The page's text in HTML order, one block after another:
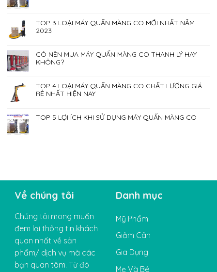
TOP 3 LOẠI MÁY QUẤN MÀNG CO MỚI NHẤT NĂM
2023
CÓ NÊN MUA MÁY QUẤN MÀNG CO THANH LÝ HAY
KHÔNG?
TOP 4 LOẠI MÁY QUẤN MÀNG CO CHẤT LƯỢNG GIÁ
RẺ NHẤT HIỆN NAY
TOP 5 LỢI ÍCH KHI SỬ DỤNG MÁY QUẤN MÀNG CO
Về chúng tôi
Chúng tôi mong muốn
đem lại thông tin khách
quan nhất về sản
phẩm/ dịch vụ mà các
bạn quan tâm. Từ đó
Danh mục
Mỹ Phẩm
Giảm Cân
Gia Dụng
Mẹ Và Bé